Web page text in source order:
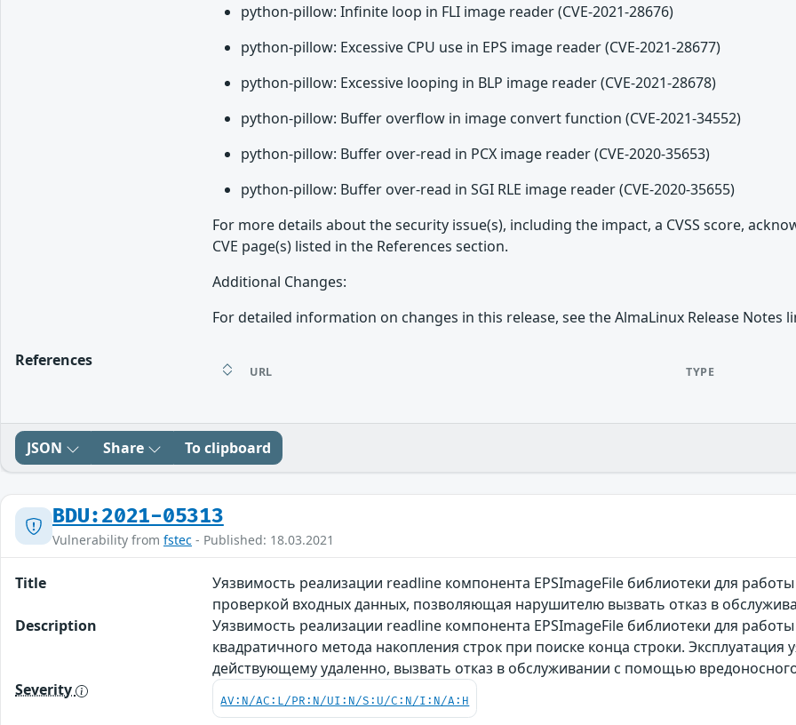
python-pillow: Infinite loop in FLI image reader (CVE-2021-28676)
python-pillow: Excessive CPU use in EPS image reader (CVE-2021-28677)
python-pillow: Excessive looping in BLP image reader (CVE-2021-28678)
python-pillow: Buffer overflow in image convert function (CVE-2021-34552)
python-pillow: Buffer over-read in PCX image reader (CVE-2020-35653)
python-pillow: Buffer over-read in SGI RLE image reader (CVE-2020-35655)
For more details about the security issue(s), including the impact, a CVSS score,
CVE page(s) listed in the References section.
Additional Changes:
For detailed information on changes in this release, see the AlmaLinux Release Notes
References
URL TYPE
JSON Share To clipboard
BDU:2021-05313
Vulnerability from fstec - Published: 18.03.2021
Title
Уязвимость реализации readline компонента EPSImageFile библиотеки для
проверкой входных данных, позволяющая нарушителю вызвать отказ в
Description
Уязвимость реализации readline компонента EPSImageFile библиотеки для
квадратичного метода накопления строк при поиске конца строки.
действующему удаленно, вызвать отказ в обслуживании с помощью
Severity
AV:N/AC:L/PR:N/UI:N/S:U/C:N/I:N/A:H